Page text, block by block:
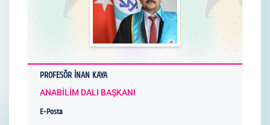
PROFESÖR İNAN KAYA
ANABİLİM DALI BAŞKANI
E-Posta